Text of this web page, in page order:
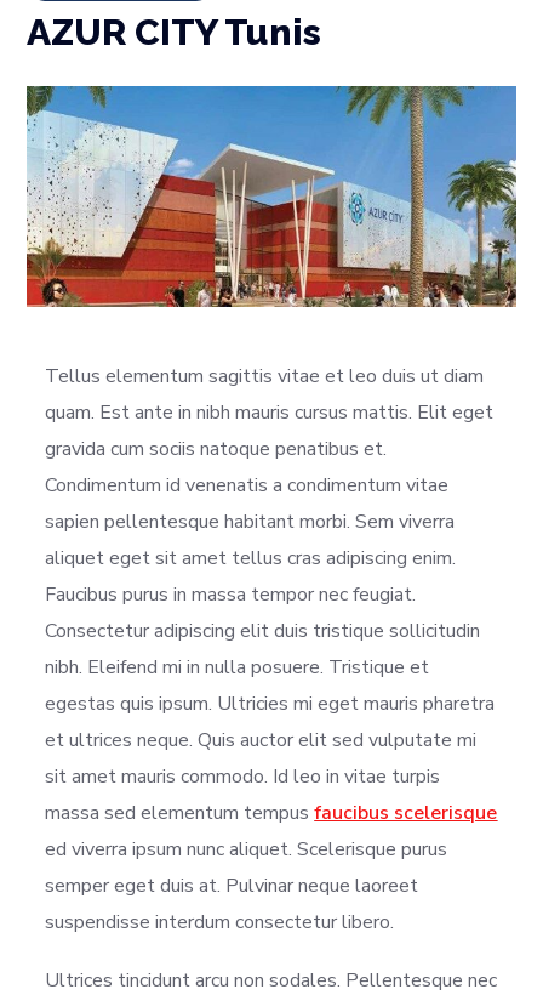
AZUR CITY Tunis
Tellus elementum sagittis vitae et leo duis ut diam
quam. Est ante in nibh mauris cursus mattis. Elit eget
gravida cum sociis natoque penatibus et.
Condimentum id venenatis a condimentum vitae
sapien pellentesque habitant morbi. Sem viverra
aliquet eget sit amet tellus cras adipiscing enim.
Faucibus purus in massa tempor nec feugiat.
Consectetur adipiscing elit duis tristique sollicitudin
nibh. Eleifend mi in nulla posuere. Tristique et
egestas quis ipsum. Ultricies mi eget mauris pharetra
et ultrices neque. Quis auctor elit sed vulputate mi
sit amet mauris commodo. Id leo in vitae turpis
massa sed elementum tempusfaucibus scelerisque
ed viverra ipsum nunc aliquet. Scelerisque purus
semper eget duis at. Pulvinar neque laoreet
suspendisse interdum consectetur libero.
Ultrices tincidunt arcu non sodales. Pellentesque nec